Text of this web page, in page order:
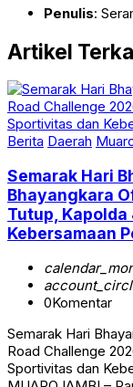
Penulis:
Artikel
Berita Daerah
Semarak Hari
Bhayangkara
Tutup,
Kebersamaan
0Komentar
Semarak Hari
Road Challenge
Sportivitas dan